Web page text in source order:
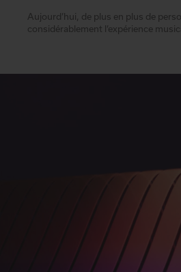
Aujourd’hui, de plus en plus de
considérablement l’expérience